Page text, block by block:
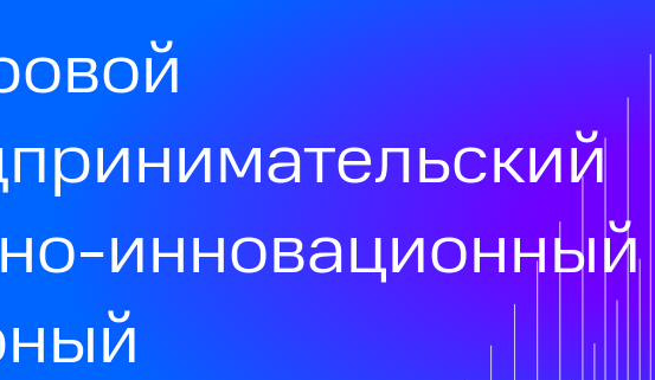
инновационный